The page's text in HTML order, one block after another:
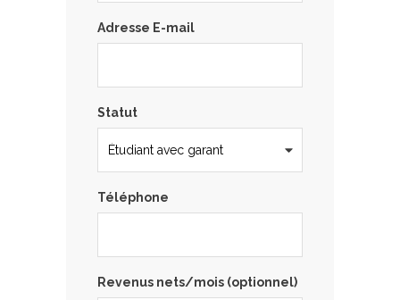
Adresse E-mail
Statut
Téléphone
Revenus nets/mois (optionnel)